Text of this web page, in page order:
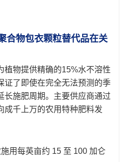
合物包衣颗粒替代品在关
植物提供精确的15%水不溶性
证了即使在完全无法预测的季
长施肥周期。主要供应商通过
成千上万的农用特种肥料发
用每英亩约 15 至 100 加仑